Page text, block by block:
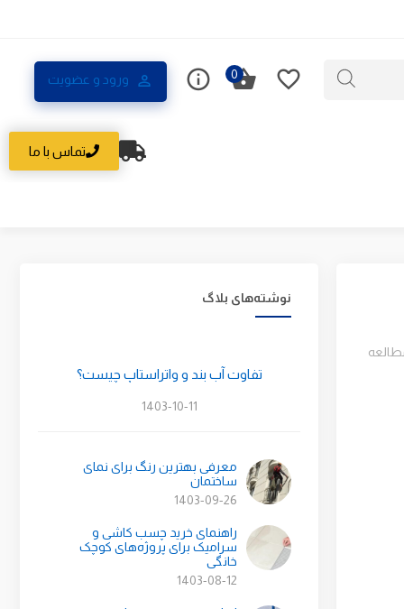
ورود و عضویت 0
تماس با ما
نوشته‌های بلاگ
تفاوت آب بند و واتراستاپ چیست؟
1403-10-11
معرفی بهترین رنگ برای نمای
ساختمان
1403-09-26
راهنمای خرید چسب کاشی و
سرامیک برای پروژه‌های کوچک
خانگی
1403-08-12